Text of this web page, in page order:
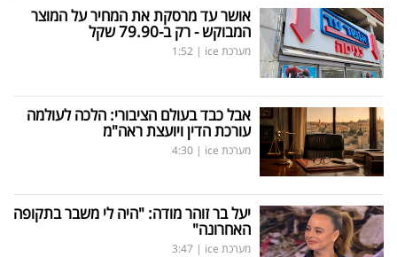
אושר עד מרסקת את המחיר על המוצר
המבוקש - רק ב-79.90 שקל
מערכת ice |
1:52
אבל כבד בעולם הציבורי: הלכה לעולמה
עורכת הדין ויועצת ראה"מ
מערכת ice |
4:30
יעל בר זוהר מודה: "היה לי משבר בתקופה
האחרונה"
מערכת ice |
3:47